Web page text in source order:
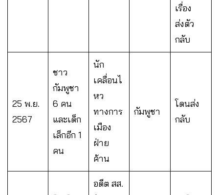
เรื่อง
ส่งตัว
กลับ
25 พ.ย.
2567
ชาว
กัมพูชา
6 คน
และเด็ก
เล็กอีก 1
คน
นัก
เคลื่อนไ
หว
ทางการ
เมือง
ฝ่าย
ค้าน
กัมพูชา
โดนส่ง
กลับ
อดีต สส.